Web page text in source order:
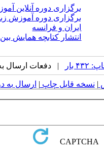
برگزاری دوره آنلاین
برگزاری دوره آموزش
ایران و فرانسه
انتشار کتابچه همایش
بار | دفعات ارسال به
| نسخه قابل چاپ | ارسال به